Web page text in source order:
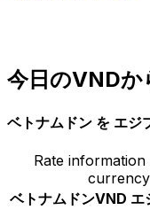
今日のVNDか
ベトナムドン を エジ
Rate information
ベトナムドンVND エ